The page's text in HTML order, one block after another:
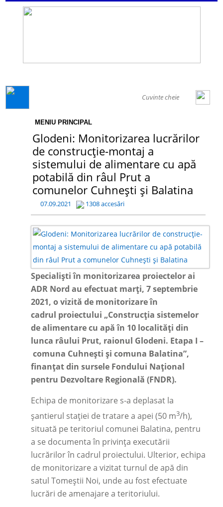
MENIU PRINCIPAL
Glodeni: Monitorizarea lucrărilor
de construcție-montaj a
sistemului de alimentare cu apă
potabilă din râul Prut a
comunelor Cuhnești și Balatina
07.09.2021 1308 accesări
Specialiști în monitorizarea proiectelor ai
ADR Nord au efectuat marți, 7 septembrie
2021, o vizită de monitorizare în
cadrul proiectului „Construcția sistemelor
de alimentare cu apă în 10 localități din
lunca râului Prut, raionul Glodeni. Etapa I –
comuna Cuhnești și comuna Balatina”,
finanțat din sursele Fondului Național
pentru Dezvoltare Regională (FNDR).
Echipa de monitorizare s-a deplasat la
șantierul stației de tratare a apei (50 m3/h),
situată pe teritoriul comunei Balatina, pentru
a se documenta în privința executării
lucrărilor în cadrul proiectului. Ulterior, echipa
de monitorizare a vizitat turnul de apă din
satul Tomeștii Noi, unde au fost efectuate
lucrări de amenajare a teritoriului.